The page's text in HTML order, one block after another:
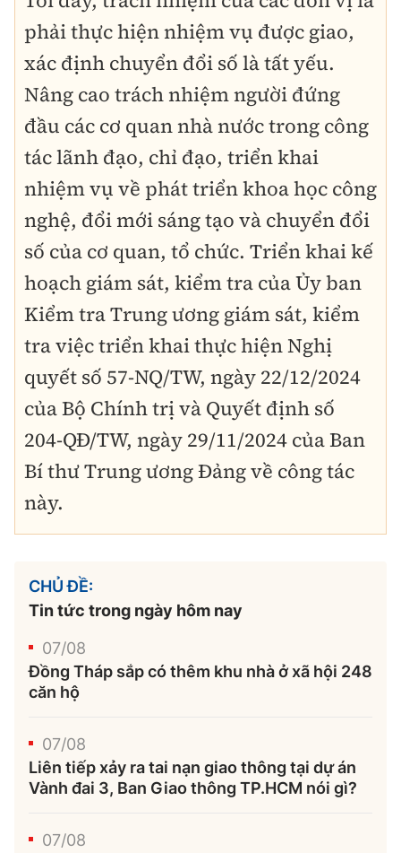
phải thực hiện nhiệm vụ được giao,
xác định chuyển đổi số là tất yếu.
Nâng cao trách nhiệm người đứng
đầu các cơ quan nhà nước trong công
tác lãnh đạo, chỉ đạo, triển khai
nhiệm vụ về phát triển khoa học công
nghệ, đổi mới sáng tạo và chuyển đổi
số của cơ quan, tổ chức. Triển khai kế
hoạch giám sát, kiểm tra của Ủy ban
Kiểm tra Trung ương giám sát, kiểm
tra việc triển khai thực hiện Nghị
quyết số 57-NQ/TW, ngày 22/12/2024
của Bộ Chính trị và Quyết định số
204-QĐ/TW, ngày 29/11/2024 của Ban
Bí thư Trung ương Đảng về công tác
này.
CHỦ ĐỀ:
Tin tức trong ngày hôm nay
07/08
Đồng Tháp sắp có thêm khu nhà ở xã hội 248
căn hộ
07/08
Liên tiếp xảy ra tai nạn giao thông tại dự án
Vành đai 3, Ban Giao thông TP.HCM nói gì?
07/08